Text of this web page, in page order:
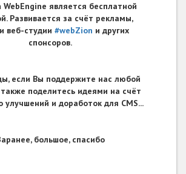
WebEngine является бесплатной
Развивается за счёт рекламы,
веб-студии #webZion и других
спонсоров.
если Вы поддержите нас любой
поделитесь идеями на счёт
улучшений и доработок для CMS...
большое, спасибо